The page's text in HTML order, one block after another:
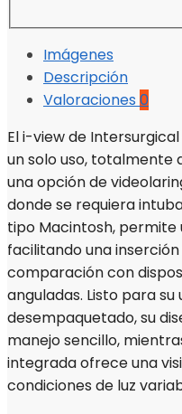
Imágenes
Descripción
Valoraciones 0
El i-view de
un solo uso, totalmente
una opción de
donde se requiera
tipo Macintosh,
facilitando una
comparación con
anguladas. Listo para
desempaquetado, su
manejo sencillo,
integrada ofrece una
condiciones de luz